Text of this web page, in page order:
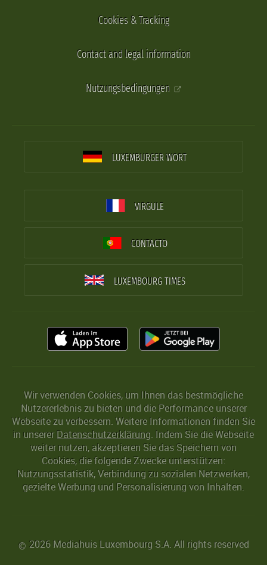
Cookies & Tracking
Contact and legal information
Nutzungsbedingungen
LUXEMBURGER WORT
VIRGULE
CONTACTO
LUXEMBOURG TIMES
Wir verwenden Cookies, um Ihnen das bestmögliche
Nutzererlebnis zu bieten und die Performance unserer
Webseite zu verbessern. Weitere Informationen finden Sie
in unserer Datenschutzerklärung. Indem Sie die Webseite
weiter nutzen, akzeptieren Sie das Speichern von
Cookies, die folgende Zwecke unterstützen:
Nutzungsstatistik, Verbindung zu sozialen Netzwerken,
gezielte Werbung und Personalisierung von Inhalten.
© 2026 Mediahuis Luxembourg S.A. All rights reserved